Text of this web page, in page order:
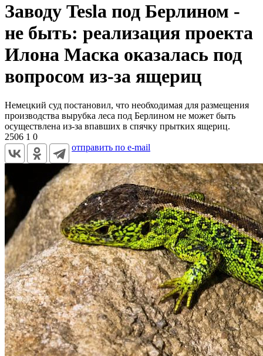
Заводу Tesla под Берлином -
не быть: реализация проекта
Илона Маска оказалась под
вопросом из-за ящериц
Немецкий суд постановил, что необходимая для размещения
производства вырубка леса под Берлином не может быть
осуществлена из-за впавших в спячку прытких ящериц.
2506 1 0
отправить по e-mail